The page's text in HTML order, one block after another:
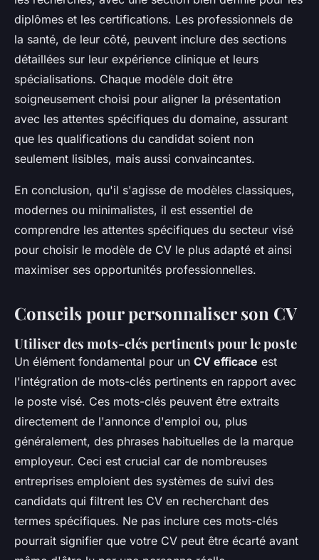
diplômes et les certifications. Les professionnels de
la santé, de leur côté, peuvent inclure des sections
détaillées sur leur expérience clinique et leurs
spécialisations. Chaque modèle doit être
soigneusement choisi pour aligner la présentation
avec les attentes spécifiques du domaine, assurant
que les qualifications du candidat soient non
seulement lisibles, mais aussi convaincantes.
En conclusion, qu'il s'agisse de modèles classiques,
modernes ou minimalistes, il est essentiel de
comprendre les attentes spécifiques du secteur visé
pour choisir le modèle de CV le plus adapté et ainsi
maximiser ses opportunités professionnelles.
Conseils pour personnaliser son CV
Utiliser des mots-clés pertinents pour le poste
Un élément fondamental pour un CV efficace est
l'intégration de mots-clés pertinents en rapport avec
le poste visé. Ces mots-clés peuvent être extraits
directement de l'annonce d'emploi ou, plus
généralement, des phrases habituelles de la marque
employeur. Ceci est crucial car de nombreuses
entreprises emploient des systèmes de suivi des
candidats qui filtrent les CV en recherchant des
termes spécifiques. Ne pas inclure ces mots-clés
pourrait signifier que votre CV peut être écarté avant